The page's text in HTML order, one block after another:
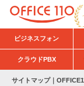
H
oビジネスフォン
クラウドPBX
サイトマップ｜